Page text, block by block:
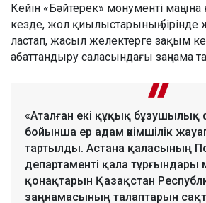
Кейін «Бәйтерек» монументі маңына
кезде, жол қиылыстарының
ластап, жасыл желектерге зақым
абаттандыру саласындағы заңнама
«Аталған екі құқық бұзушылық
бойынша ер адам әкімшілік
тартылды. Астана қаласының
департаменті қала тұрғындары
қонақтарын Қазақстан
заңнамасының талаптарын